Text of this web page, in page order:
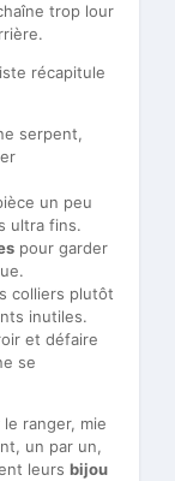
trop lour
récapitule
serpent,
un peu
ultra fins.
pour garder
colliers plutôt
inutiles.
et défaire
se
ranger, mie
un par un,
leurs bijou